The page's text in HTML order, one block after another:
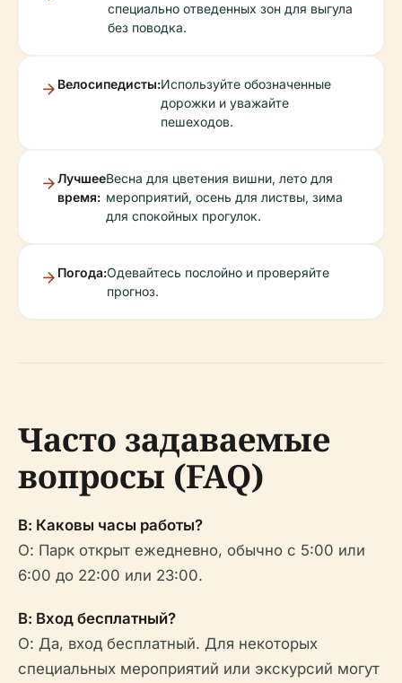
специально отведенных зон для выгула
без поводка.
Велосипедисты:Используйте обозначенные
дорожки и уважайте
пешеходов.
Лучшее
время:
Весна для цветения вишни, лето для
мероприятий, осень для листвы, зима
для спокойных прогулок.
Погода:Одевайтесь послойно и проверяйте
прогноз.
Часто задаваемые
вопросы (FAQ)
В: Каковы часы работы?
О: Парк открыт ежедневно, обычно с 5:00 или
6:00 до 22:00 или 23:00.
В: Вход бесплатный?
О: Да, вход бесплатный. Для некоторых
специальных мероприятий или экскурсий могут